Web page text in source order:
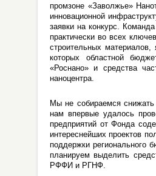
промзоне «Заволжье»
инновационной
заявки на конкурс.
практически во всех
строительных
которых областной
«Роснано» и средства
наноцентра.
Мы не собираемся
нам впервые удалось
предприятий от Фонда
интереснейших проектов
поддержки
планируем выделить
РФФИ и РГНФ.